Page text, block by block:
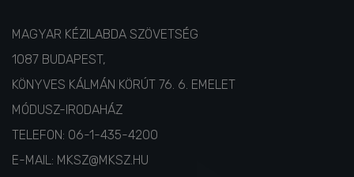
MAGYAR KÉZILABDA SZÖVETSÉG
1087 BUDAPEST,
KÖNYVES KÁLMÁN KÖRÚT 76. 6. EMELET
MÓDUSZ-IRODAHÁZ
TELEFON: 06-1-435-4200
E-MAIL: MKSZ@MKSZ.HU